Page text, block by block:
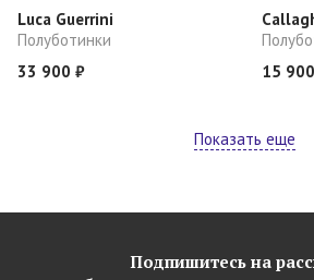
Luca Guerrini
Полуботинки
33 900 ₽
15
Показать еще
Подпишитесь на